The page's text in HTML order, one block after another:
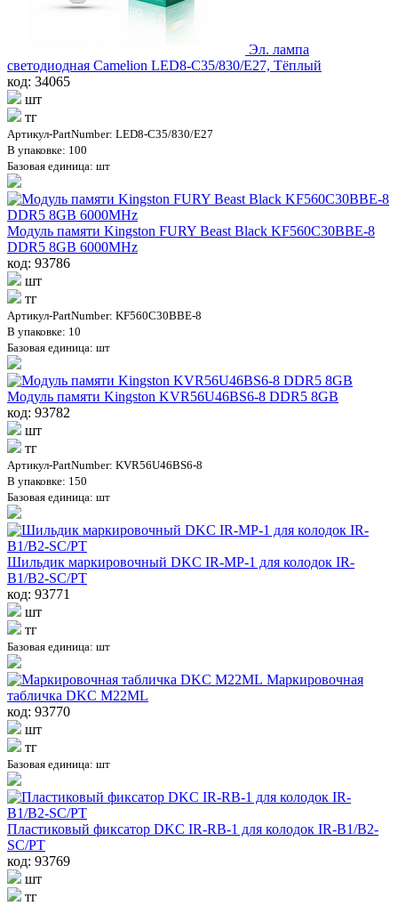
Эл. лампа
светодиодная Camelion LED8-C35/830/E27, Тёплый
код: 34065
шт
тг
Артикул-PartNumber: LED8-C35/830/E27
В упаковке: 100
Базовая единица: шт
Модуль памяти Kingston FURY Beast Black KF560C30BBE-8
DDR5 8GB 6000MHz
код: 93786
шт
тг
Артикул-PartNumber: KF560C30BBE-8
В упаковке: 10
Базовая единица: шт
Модуль памяти Kingston KVR56U46BS6-8 DDR5 8GB
код: 93782
шт
тг
Артикул-PartNumber: KVR56U46BS6-8
В упаковке: 150
Базовая единица: шт
Шильдик маркировочный DKC IR-MP-1 для колодок IR-
B1/B2-SC/PT
код: 93771
шт
тг
Базовая единица: шт
Маркировочная
табличка DKC M22ML
код: 93770
шт
тг
Базовая единица: шт
Пластиковый фиксатор DKC IR-RB-1 для колодок IR-B1/B2-
SC/PT
код: 93769
шт
тг